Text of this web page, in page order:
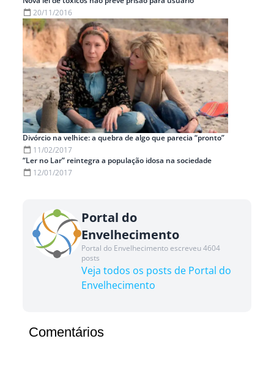
20/11/2016
Divórcio na velhice: a quebra de algo que parecia “pronto”
11/02/2017
“Ler no Lar” reintegra a população idosa na sociedade
12/01/2017
Portal do
Envelhecimento
Portal do Envelhecimento escreveu 4604
posts
Veja todos os posts de Portal do
Envelhecimento
Comentários